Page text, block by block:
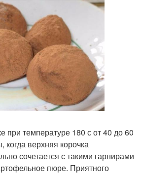
при температуре 180 с от 40 до 60
когда верхняя корочка
сочетается с такими гарнирами
пюре. Приятного